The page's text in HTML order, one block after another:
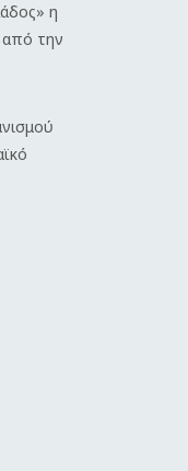
η
από την